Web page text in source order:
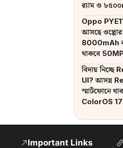
র‌্যাম ও
ব্যাটারি
Oppo
আসছে
8000mAh
থাকবে 50MP
বিদায় নিচ্ছে
UI? আসন্ন
স্মার্টফোনে
ColorOS 17
Important Links